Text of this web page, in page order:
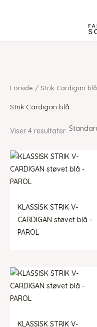
Forside / Strik Cardigan blå
Strik Cardigan blå
Viser 4 resultater
KLASSISK STRIK V-
CARDIGAN støvet blå –
PAROL
KLASSISK STRIK V-